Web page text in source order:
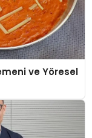
ve Yöresel